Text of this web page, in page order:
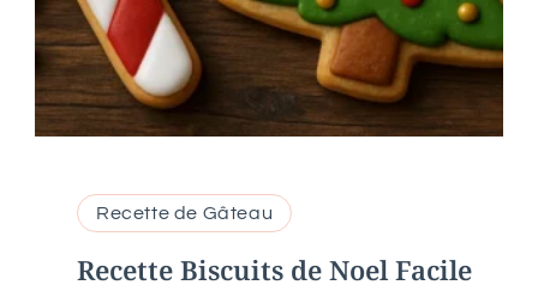
Recette de Gâteau
Recette Biscuits de Noel Facile